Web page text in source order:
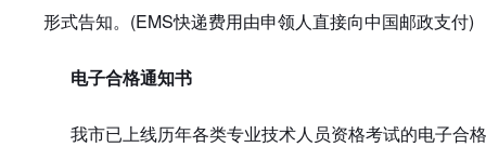
形式告知。(EMS快递费用由申领人直接向中国邮政支付)
电子合格通知书
我市已上线历年各类专业技术人员资格考试的电子合